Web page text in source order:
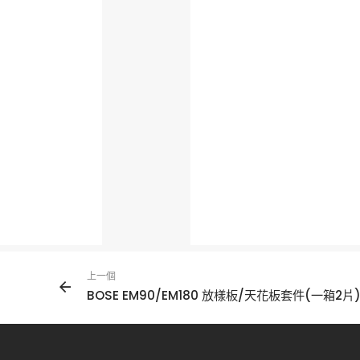
上一個
BOSE EM90/EM180 放樣板/天花板套件(一箱2片)